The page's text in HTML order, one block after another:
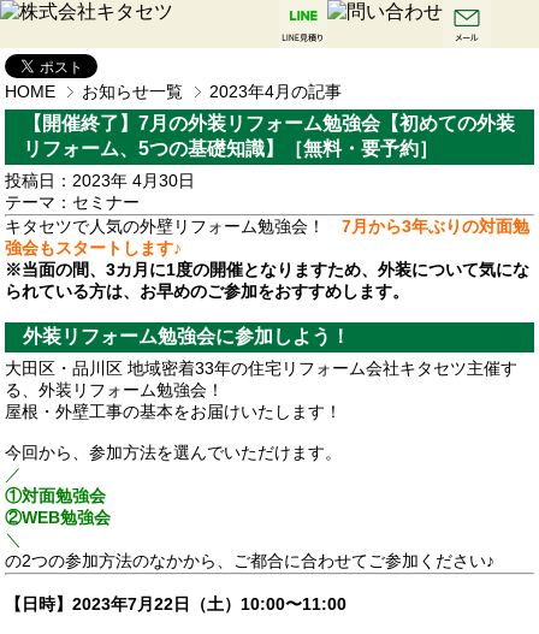
HOME お知らせ一覧 2023年4月の記事
【開催終了】7月の外装リフォーム勉強会【初めての外装
リフォーム、5つの基礎知識】［無料・要予約］
投稿日：2023年 4月30日
テーマ： セミナー
キタセツで人気の外壁リフォーム勉強会！7月から3年ぶりの対面勉
強会もスタートします♪
※当面の間、3カ月に1度の開催となりますため、外装について気にな
られている方は、お早めのご参加をおすすめします。
外装リフォーム勉強会に参加しよう！
大田区・品川区 地域密着33年の住宅リフォーム会社キタセツ主催す
る、外装リフォーム勉強会！
屋根・外壁工事の基本をお届けいたします！
今回から、参加方法を選んでいただけます。
／
①対面勉強会
②WEB勉強会
＼
の2つの参加方法のなかから、ご都合に合わせてご参加ください♪
【日時】2023年7月22日（土）10:00〜11:00